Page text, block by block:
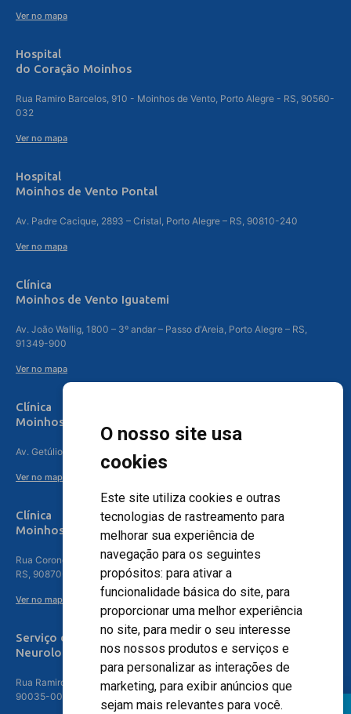
O nosso site usa
cookies
Este site utiliza cookies e outras
tecnologias de rastreamento para
melhorar sua experiência de
navegação para os seguintes
propósitos: para ativar a
funcionalidade básica do site, para
proporcionar uma melhor experiência
no site, para medir o seu interesse
nos nossos produtos e serviços e
para personalizar as interações de
marketing, para exibir anúncios que
sejam mais relevantes para você.
Ver no mapa
Hospital
do Coração Moinhos
Rua Ramiro Barcelos, 910 - Moinhos de Vento, Porto Alegre - RS, 90560-
032
Ver no mapa
Hospital
Moinhos de Vento Pontal
Av. Padre Cacique, 2893 – Cristal, Porto Alegre – RS, 90810-240
Ver no mapa
Clínica
Moinhos de Vento Iguatemi
Av. João Wallig, 1800 – 3º andar – Passo d'Areia, Porto Alegre – RS,
91349-900
Ver no mapa
Clínica
Moinhos de Vento Canoas
Av. Getúlio Vargas, 4841 – Centro, Canoas – RS, 92010-010
Ver no mapa
Clínica
Moinhos de Vento - Teresópolis
Rua Coronel Aparício Borges, 250 - 3º andar - Teresópolis, Porto Alegre -
RS, 90870-016
Ver no mapa
Serviço de
Neurologia
Rua Ramiro Barcelos, 630 – 5º andar – Floresta, Porto Alegre – RS,
90035-001